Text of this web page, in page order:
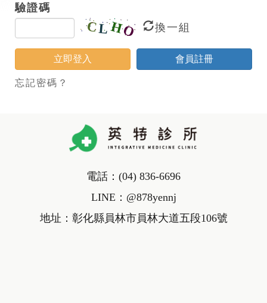
驗證碼
換一組
立即登入 會員註冊
忘記密碼？
電話： (04) 836-6696
LINE： @878yennj
地址：彰化縣員林市員林大道五段106號